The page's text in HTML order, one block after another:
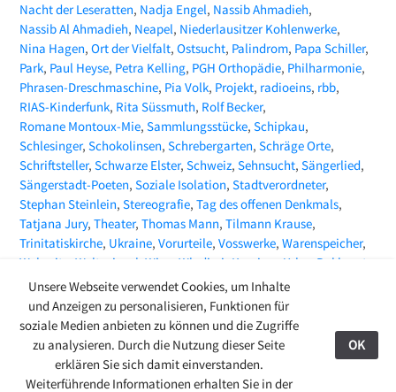
Nacht der Leseratten Nadja Engel Nassib Ahmadieh
Nassib Al Ahmadieh Neapel Niederlausitzer Kohlenwerke
Nina Hagen Ort der Vielfalt Ostsucht Palindrom Papa Schiller
Park Paul Heyse Petra Kelling PGH Orthopädie Philharmonie
Phrasen-Dreschmaschine Pia Volk Projekt radioeins rbb
RIAS-Kinderfunk Rita Süssmuth Rolf Becker
Romane Montoux-Mie Sammlungsstücke Schipkau
Schlesinger Schokolinsen Schrebergarten Schräge Orte
Schriftsteller Schwarze Elster Schweiz Sehnsucht Sängerlied
Sängerstadt-Poeten Soziale Isolation Stadtverordneter
Stephan Steinlein Stereografie Tag des offenen Denkmals
Tatjana Jury Theater Thomas Mann Tilmann Krause
Trinitatiskirche Ukraine Vorurteile Vosswerke Warenspeicher
Webseite
Weltspiegel Wien Wladimir Kaminer
Yehor Bakhmut
ZEITMAGAZIN Zeitungsartikel Zoë Beck
27.08.24
© 2009-2026 Ring-Café Finsterwalde Kontakt
Unsere Webseite verwendet Cookies, um Inhalte
und Anzeigen zu personalisieren, Funktionen für
soziale Medien anbieten zu können und die Zugriffe
zu analysieren. Durch die Nutzung dieser Seite
erklären Sie sich damit einverstanden.
Weiterführende Informationen erhalten Sie in der
OK